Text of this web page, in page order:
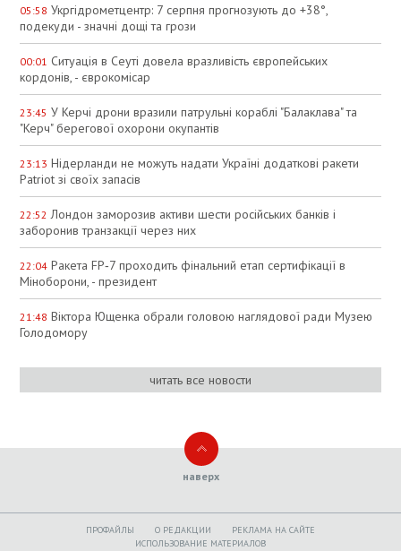
05:58 Укргідрометцентр: 7 серпня прогнозують до +38°,
подекуди - значні дощі та грози
00:01 Ситуація в Сеуті довела вразливість європейських
кордонів, - єврокомісар
23:45 У Керчі дрони вразили патрульні кораблі "Балаклава" та
"Керч" берегової охорони окупантів
23:13 Нідерланди не можуть надати Україні додаткові ракети
Patriot зі своїх запасів
22:52 Лондон заморозив активи шести російських банків і
заборонив транзакції через них
22:04 Ракета FP‑7 проходить фінальний етап сертифікації в
Міноборони, - президент
21:48 Віктора Ющенка обрали головою наглядової ради Музею
Голодомору
читать все новости
наверх
ПРОФАЙЛЫ O РЕДАКЦИИ
РЕКЛАМА НА САЙТЕ
ИСПОЛЬЗОВАНИЕ МАТЕРИАЛОВ